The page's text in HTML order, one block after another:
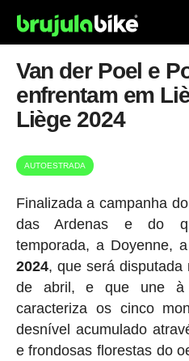
Van der Poel e
enfrentam em
Liège 2024
AUTOESTRADA
Finalizada a campanha
das Ardenas e do
temporada, a Doyenne, a
2024, que será disputada
de abril, e que une à
caracteriza os cinco
desnível acumulado
e frondosas florestas do